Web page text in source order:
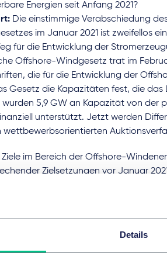
Details
Energien seit Anfang 2021?
Die einstimmige Verabschiedung
im Januar 2021 ist zweifellos
für die Entwicklung der
Offshore-Windgesetz trat im
die für die Entwicklung der
Gesetz die Kapazitäten fest, die das
wurden 5,9 GW an Kapazität von der
unterstützt. Jetzt werden
wettbewerbsorientierten
Ziele im Bereich der Offshore-
Zielsetzungen vor Januar
und bis 2050 28 GW installieren. Das
Akteur im Bereich der Offshore-
des Energiemixes des